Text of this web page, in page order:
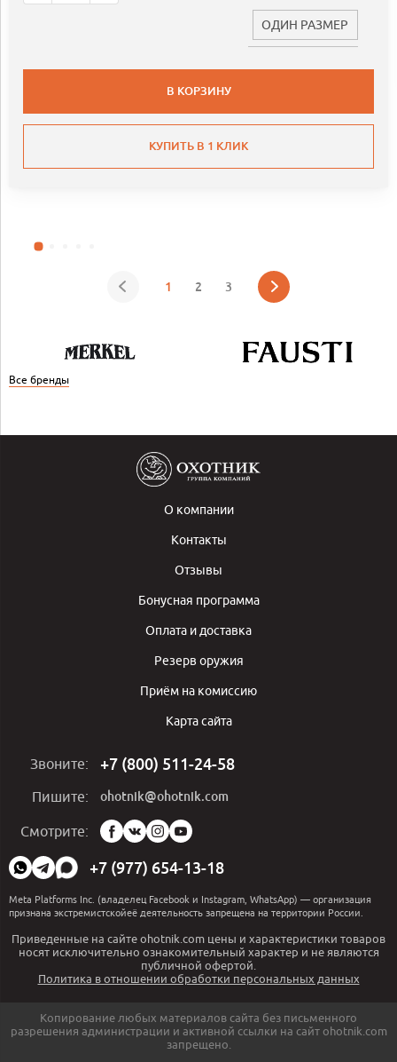
ОДИН РАЗМЕР
В КОРЗИНУ
КУПИТЬ В 1 КЛИК
1 2 3
Все бренды
О компании
Контакты
Отзывы
Бонусная программа
Оплата и доставка
Резерв оружия
Приём на комиссию
Карта сайта
Звоните: +7 (800) 511-24-58
Пишите: ohotnik@ohotnik.com
Смотрите:
Мы
в
социальных
сетях:
+7 (977) 654-13-18
Meta Platforms Inc. (владелец Facebook и Instagram, WhatsApp) — организация
признана экстремистскойеё деятельность запрещена на территории России.
Приведенные на сайте ohotnik.com цены и характеристики товаров
носят исключительно ознакомительный характер и не являются
публичной офертой.
Политика в отношении обработки персональных данных
Копирование любых материалов сайта без письменного
разрешения администрации и активной ссылки на сайт ohotnik.com
запрещено.